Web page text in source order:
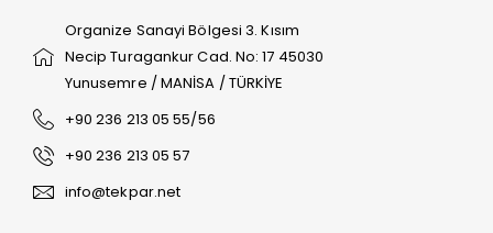
Organize Sanayi Bölgesi 3. Kısım
Necip Turagankur Cad. No: 17 45030
Yunusemre / MANİSA / TÜRKİYE
+90 236 213 05 55/56
+90 236 213 05 57
info@tekpar.net